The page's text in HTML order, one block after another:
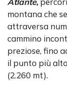
montana che
attraversa
cammino
preziose, fino
il punto più
(2.260 mt).